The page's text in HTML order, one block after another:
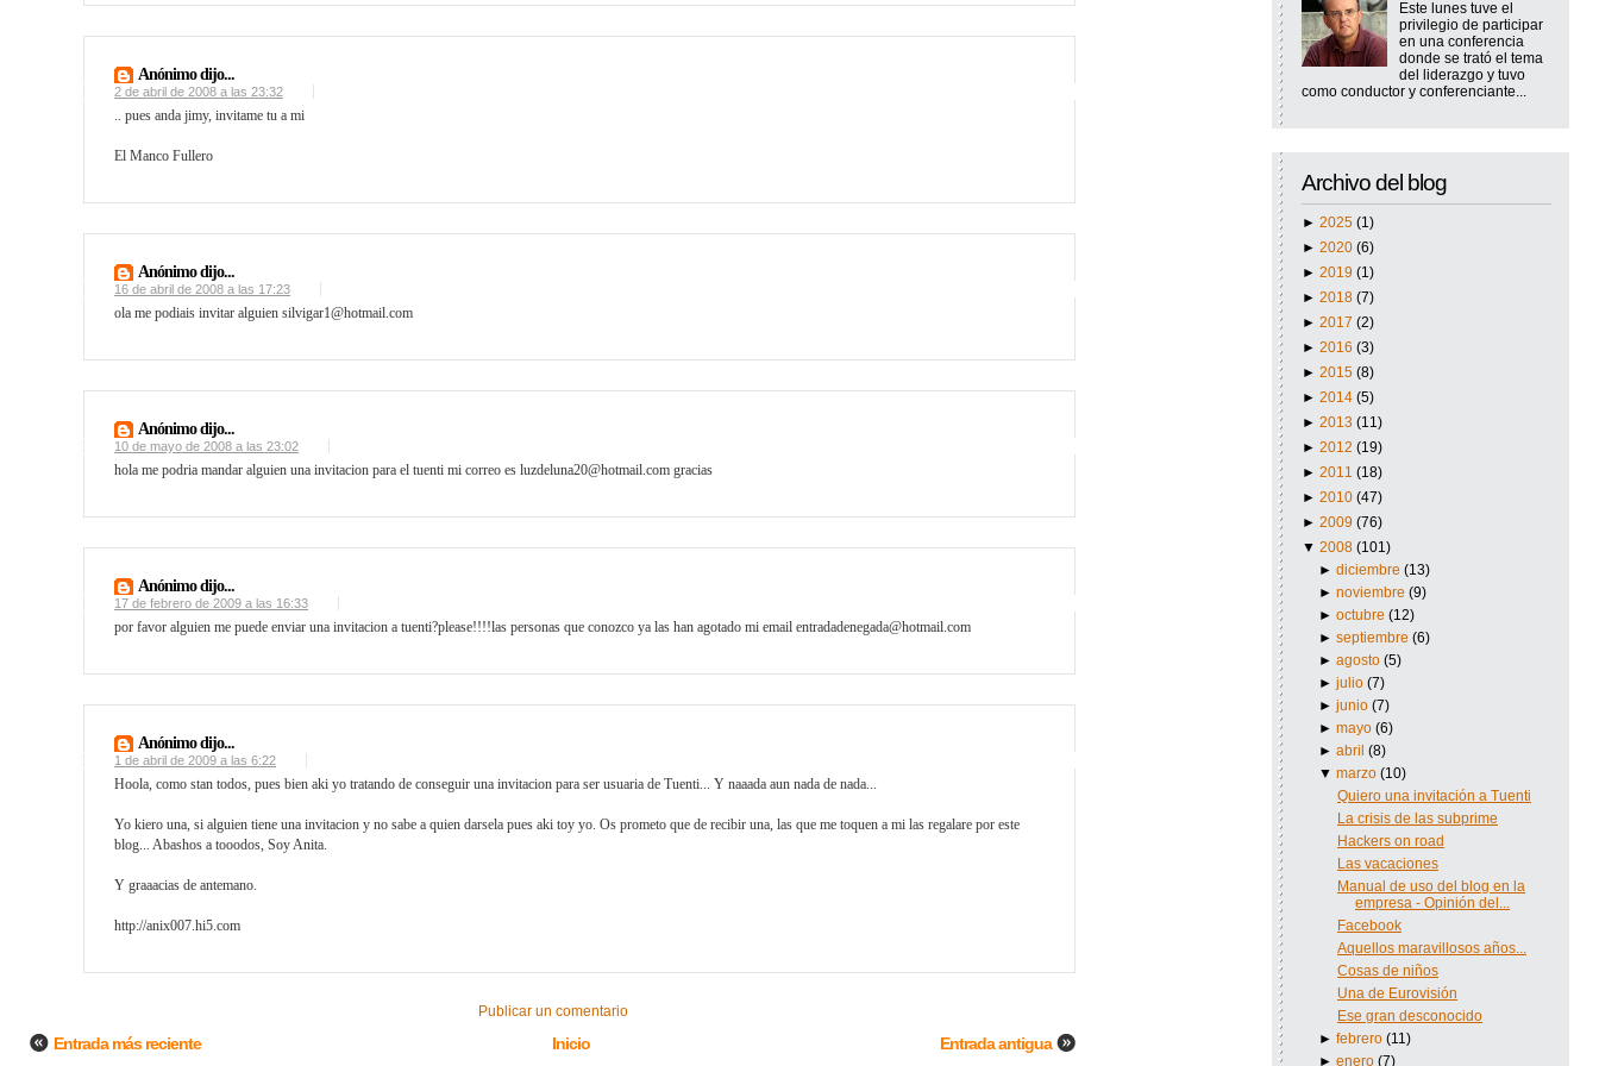
Este lunes tuve el
privilegio de participar
en una conferencia
donde se trató el tema
del liderazgo y tuvo
como conductor y conferenciante...
Archivo del blog
► 2025 (1)
► 2020 (6)
► 2019 (1)
► 2018 (7)
► 2017 (2)
► 2016 (3)
► 2015 (8)
► 2014 (5)
► 2013 (11)
► 2012 (19)
► 2011 (18)
► 2010 (47)
► 2009 (76)
▼ 2008 (101)
►diciembre(13)
►noviembre(9)
►octubre(12)
►septiembre(6)
►agosto(5)
►julio(7)
►junio(7)
►mayo(6)
►abril(8)
▼marzo(10)
Quiero una invitación a Tuenti
La crisis de las subprime
Hackers on road
Las vacaciones
Manual de uso del blog en la
empresa - Opinión del...
Facebook
Aquellos maravillosos años...
Cosas de niños
Una de Eurovisión
Ese gran desconocido
►febrero(11)
►enero(7)
Anónimo dijo...
2 de abril de 2008 a las 23:32
.. pues anda jimy, invitame tu a mi
El Manco Fullero
Anónimo dijo...
16 de abril de 2008 a las 17:23
ola me podiais invitar alguien silvigar1@hotmail.com
Anónimo dijo...
10 de mayo de 2008 a las 23:02
hola me podria mandar alguien una invitacion para el tuenti mi correo es luzdeluna20@hotmail.com gracias
Anónimo dijo...
17 de febrero de 2009 a las 16:33
por favor alguien me puede enviar una invitacion a tuenti?please!!!!las personas que conozco ya las han agotado mi email entradadenegada@hotmail.com
Anónimo dijo...
1 de abril de 2009 a las 6:22
Hoola, como stan todos, pues bien aki yo tratando de conseguir una invitacion para ser usuaria de Tuenti... Y naaada aun nada de nada...
Yo kiero una, si alguien tiene una invitacion y no sabe a quien darsela pues aki toy yo. Os prometo que de recibir una, las que me toquen a mi las regalare por este
blog... Abashos a tooodos, Soy Anita.
Y graaacias de antemano.
http://anix007.hi5.com
Publicar un comentario
Entrada más reciente Entrada antigua
Inicio